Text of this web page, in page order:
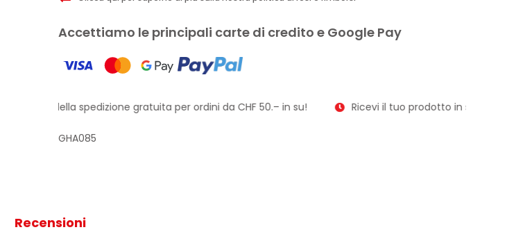
Accettiamo le principali carte di credito e Google Pay
Approfitta della spedizione gratuita per ordini da CHF 50.– in su! Ricevi il tuo prodotto in soli 2–3
GHA085
Recensioni